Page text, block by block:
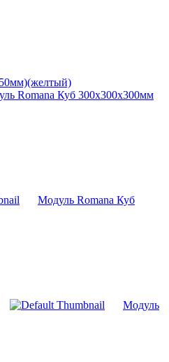
Romana Куб 300х300х300мм
Модуль Romana Куб
Модуль